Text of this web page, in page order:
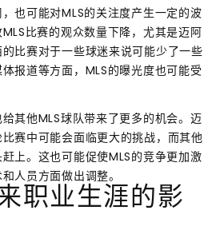
也可能对MLS的关注度产生一定的波
比赛的观众数量下降，尤其是迈阿
比赛对于一些球迷来说可能少了一些
报道等方面，MLS的曝光度也可能受
其他MLS球队带来了更多的机会。迈
赛中可能会面临更大的挑战，而其他
上。这也可能促使MLS的竞争更加激
人员方面做出调整。
职业生涯的影